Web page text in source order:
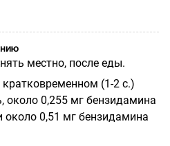
местно, после еды.
(1-2 с.)
около 0,255 мг бензидамина
около 0,51 мг бензидамина